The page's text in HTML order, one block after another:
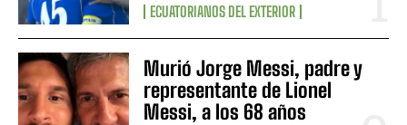
ECUATORIANOS DEL EXTERIOR
Murió Jorge Messi, padre y
representante de Lionel
Messi, a los 68 años